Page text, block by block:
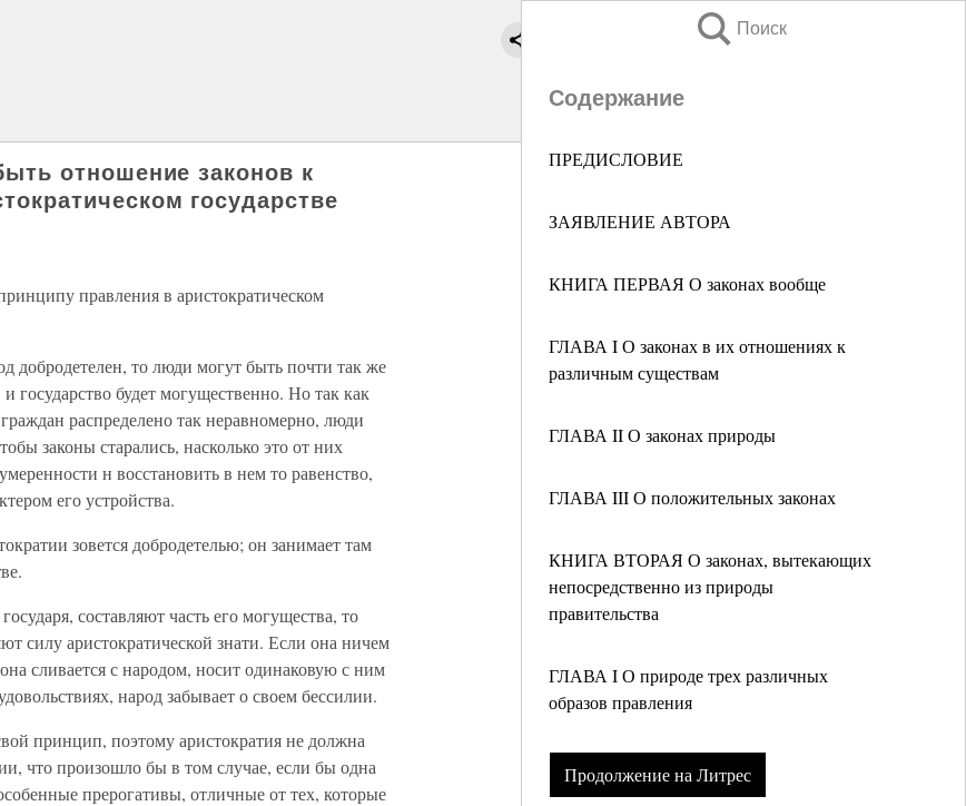
Поиск
Содержание
ПРЕДИСЛОВИЕ
ЗАЯВЛЕНИЕ АВТОРА
КНИГА ПЕРВАЯ О законах вообще
ГЛАВА I О законах в их отношениях к
различным существам
ГЛАВА II О законах природы
ГЛАВА III О положительных законах
КНИГА ВТОРАЯ О законах, вытекающих
непосредственно из природы
правительства
ГЛАВА I О природе трех различных
образов правления
Продолжение на Литрес
отношение законов к
государстве
правления в аристократическом
добродетелен, то люди могут быть почти так же
государство будет могущественно. Но так как
распределено так неравномерно, люди
законы старались, насколько это от них
н восстановить в нем то равенство,
его устройства.
зовется добродетелью; он занимает там
составляют часть его могущества, то
силу аристократической знати. Если она ничем
сливается с народом, носит одинаковую с ним
народ забывает о своем бессилии.
принцип, поэтому аристократия не должна
что произошло бы в том случае, если бы одна
прерогативы, отличные от тех, которые